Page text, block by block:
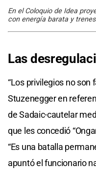
En el Coloquio de Idea
con energía barata y
Las
“Los privilegios no son
Stuzenegger en
de Sadaic-cautelar
que les concedió
“Es una batalla
apuntó el funcionario